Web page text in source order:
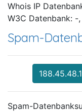
Whois IP
W3C Datenbank: -
Spam-
Spam-